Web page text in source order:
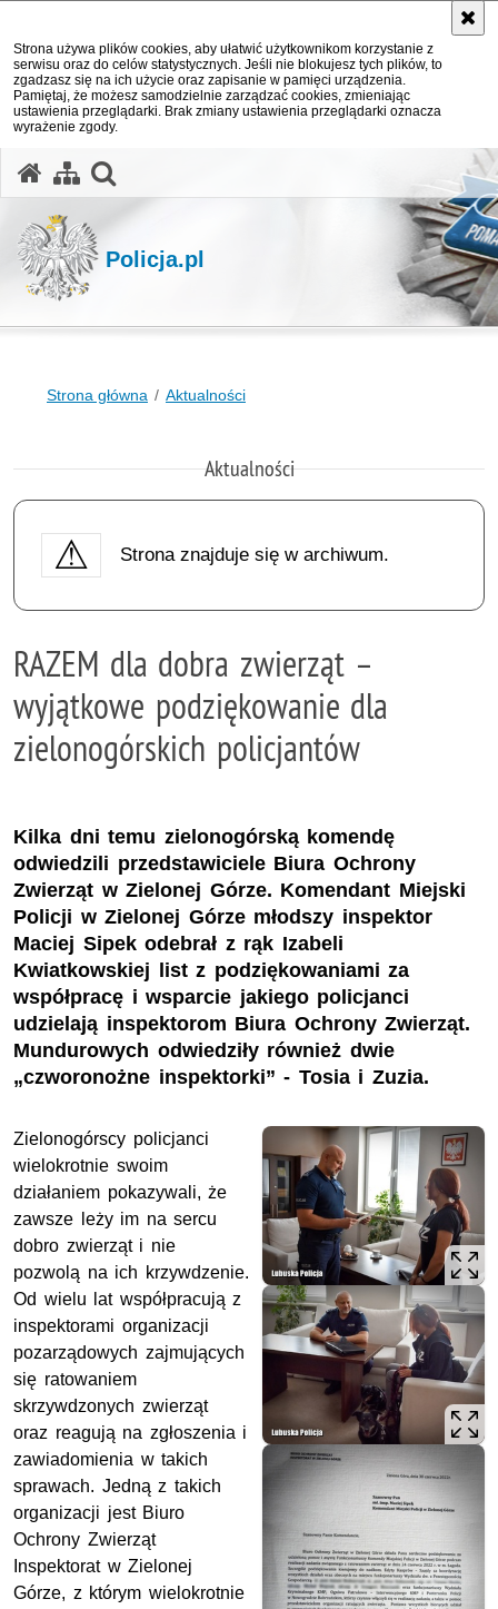
Strona używa plików cookies, aby ułatwić użytkownikom korzystanie z
serwisu oraz do celów statystycznych. Jeśli nie blokujesz tych plików, to
zgadzasz się na ich użycie oraz zapisanie w pamięci urządzenia.
Pamiętaj, że możesz samodzielnie zarządzać cookies, zmieniając
ustawienia przeglądarki. Brak zmiany ustawienia przeglądarki oznacza
wyrażenie zgody.
Policja.pl
Strona główna Aktualności
Aktualności
Strona znajduje się w archiwum.
RAZEM dla dobra zwierząt –
wyjątkowe podziękowanie dla
zielonogórskich policjantów
Kilka dni temu zielonogórską komendę
odwiedzili przedstawiciele Biura Ochrony
Zwierząt w Zielonej Górze. Komendant Miejski
Policji w Zielonej Górze młodszy inspektor
Maciej Sipek odebrał z rąk Izabeli
Kwiatkowskiej list z podziękowaniami za
współpracę i wsparcie jakiego policjanci
udzielają inspektorom Biura Ochrony Zwierząt.
Mundurowych odwiedziły również dwie
„czworonożne inspektorki” - Tosia i Zuzia.
Zielonogórscy policjanci
wielokrotnie swoim
działaniem pokazywali, że
zawsze leży im na sercu
dobro zwierząt i nie
pozwolą na ich krzywdzenie.
Od wielu lat współpracują z
inspektorami organizacji
pozarządowych zajmujących
się ratowaniem
skrzywdzonych zwierząt
oraz reagują na zgłoszenia i
zawiadomienia w takich
sprawach. Jedną z takich
organizacji jest Biuro
Ochrony Zwierząt
Inspektorat w Zielonej
Górze, z którym wielokrotnie